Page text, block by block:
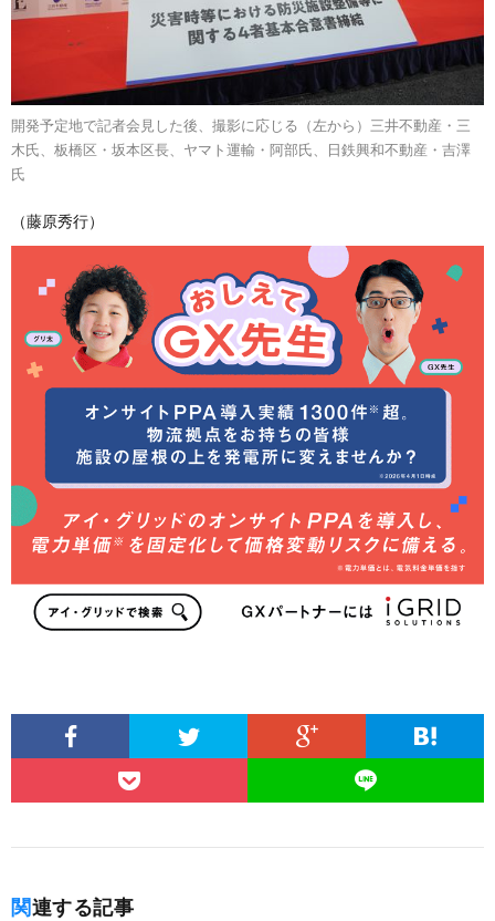
開発予定地で記者会見した後、撮影に応じる（左から）三井不動産・三
木氏、板橋区・坂本区長、ヤマト運輸・阿部氏、日鉄興和不動産・吉澤
氏
（藤原秀行）
関連する記事